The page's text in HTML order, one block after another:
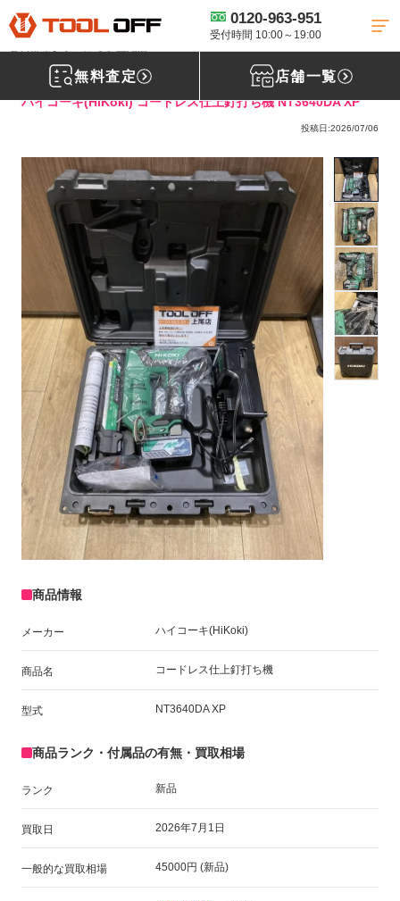
0120-963-951
受付時間 10:00～19:00
無料査定 店舗一覧
工具買取TOP エア工具買取
高圧仕上げ釘打ち機・フィニッシュネイラ
買取
【買取実績】HiKOKI コードレス仕上釘打ち機 NT3640DA XP【埼玉県
ハイコーキ(HiKoki) コードレス仕上釘打ち機 NT3640DA XP
投稿日:2026/07/06
商品情報
メーカー ハイコーキ(HiKoki)
商品名 コードレス仕上釘打ち機
型式 NT3640DA XP
商品ランク・付属品の有無・買取相場
ランク 新品
買取日 2026年7月1日
一般的な買取相場 45000円 (新品)